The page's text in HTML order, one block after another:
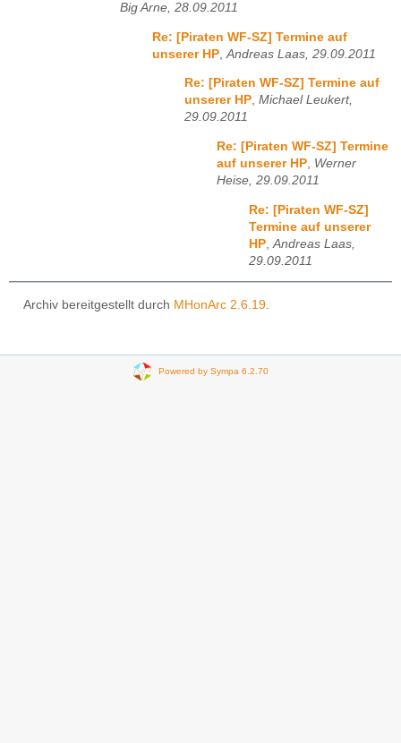
Big Arne, 28.09.2011
Re: [Piraten WF-SZ] Termine auf
unserer HP Andreas Laas, 29.09.2011
Re: [Piraten WF-SZ] Termine auf
unserer HP, Michael Leukert,
29.09.2011
Re: [Piraten WF-SZ] Termine
auf unserer HP Werner
Heise, 29.09.2011
Re: [Piraten WF-SZ]
Termine auf unserer
HP Andreas Laas,
29.09.2011
Archiv bereitgestellt durch MHonArc 2.6.19
Powered by Sympa 6.2.70